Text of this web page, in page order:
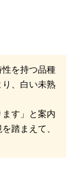
を持つ品種
、白い未熟
す」と案内
踏まえて、